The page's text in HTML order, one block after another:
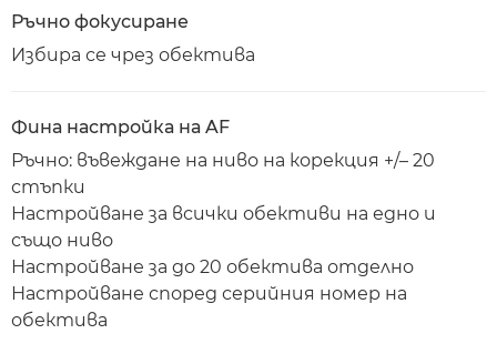
Ръчно фокусиране
Избира се чрез обектива
Фина настройка на AF
Ръчно: въвеждане на ниво на корекция +/– 20
стъпки
Настройване за всички обективи на едно и
също ниво
Настройване за до 20 обектива отделно
Настройване според серийния номер на
обектива